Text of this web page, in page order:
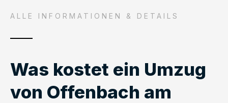
ALLE INFORMATIONEN & DETAILS
Was kostet ein Umzug
von Offenbach am